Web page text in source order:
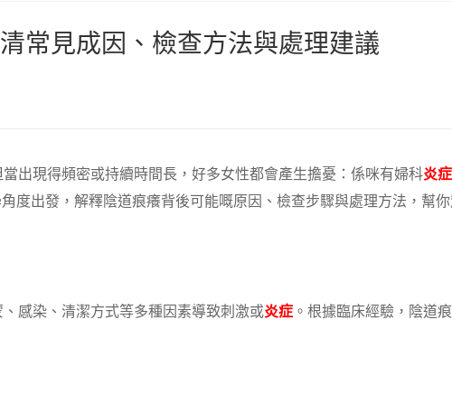
常見成因、檢查方法與處理建議
出現得頻密或持續時間長，好多女性都會產生擔憂：係咪有婦科炎症
度出發，解釋陰道痕癢背後可能嘅原因、檢查步驟與處理方法，幫
感染、清潔方式等多種因素導致刺激或炎症 。根據臨床經驗，陰道